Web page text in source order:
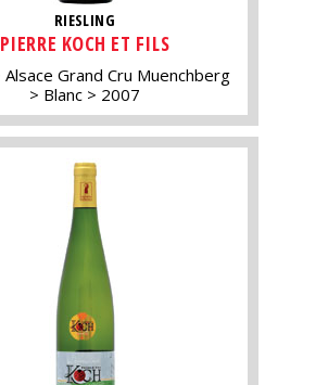
RIESLING
PIERRE KOCH ET FILS
Alsace Grand Cru Muenchberg
Blanc
2007